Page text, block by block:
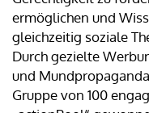
ermöglichen und
gleichzeitig soziale
Durch gezielte
und
Gruppe von 100